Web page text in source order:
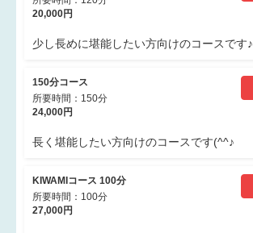
20,000円
少し長めに堪能したい方向けのコースです♪
150分コース
所要時間：150分
24,000円
長く堪能したい方向けのコースです(^^♪
KIWAMIコース 100分
所要時間：100分
27,000円